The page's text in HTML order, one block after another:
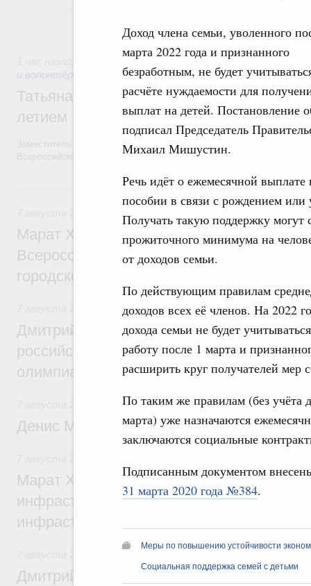
Доход члена семьи, уволенного
марта 2022 года и признанного
безработным, не будет
расчёте нуждаемости для
выплат на детей. Постановление
подписал Председатель
Михаил Мишустин.
Речь идёт о ежемесячной
пособии в связи с рождением или
Получать такую поддержку
прожиточного минимума на
от доходов семьи.
По действующим правилам
доходов всех её членов. На 2022
дохода семьи не будет
работу после 1 марта и
расширить круг получателей мер
По таким же правилам (без учёта
марта) уже назначаются
заключаются социальные
Подписанным документом
31 марта 2020 года №384.
Меры по повышению устойчивости
Социальная поддержка семей с детьми
Социальные инновации. Некоммерческие
и волонтёрство. Благотворительность
Татьяна Голикова поздравила
летием
Заместитель Председателя Правительства Татьяна Голикова
Всероссийского общественного движения «Волонтёры-медики» с
Вчера
Марат Хуснуллин провёл заседание
Всероссийского конкурса лучших
городской среды
Отрасль информационных технологий
Дмитрий Чернышенко и Сергей Кравцов
российскую сборную с победой на
олимпиаде по искусственному
Общие вопросы промышленной политики
Денис Мантуров посетил Ярославскую
Марат Хуснуллин: 15 объектов
инфраструктуры построили и обновили
инфраструктурным кредитам
Дмитрий Патрушев: Синхронизация